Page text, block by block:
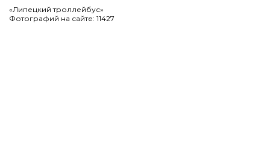
«Липецкий троллейбус»
Фотографий на сайте: 11427